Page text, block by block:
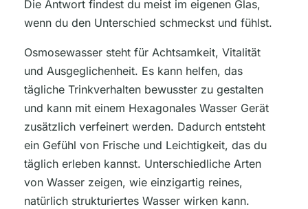
Die Antwort findest du meist im eigenen Glas,
wenn du den Unterschied schmeckst und fühlst.
Osmosewasser steht für Achtsamkeit, Vitalität
und Ausgeglichenheit. Es kann helfen, das
tägliche Trinkverhalten bewusster zu gestalten
und kann mit einem Hexagonales Wasser Gerät
zusätzlich verfeinert werden. Dadurch entsteht
ein Gefühl von Frische und Leichtigkeit, das du
täglich erleben kannst. Unterschiedliche Arten
von Wasser zeigen, wie einzigartig reines,
natürlich strukturiertes Wasser wirken kann.